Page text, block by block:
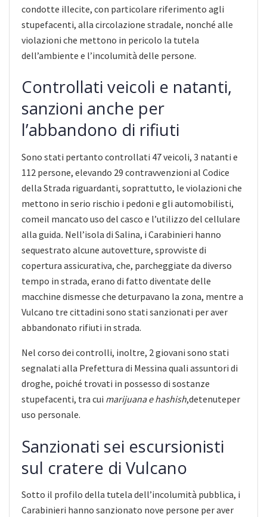
condotte illecite, con particolare riferimento agli
stupefacenti, alla circolazione stradale, nonché alle
violazioni che mettono in pericolo la tutela
dell’ambiente e l’incolumità delle persone.
Controllati veicoli e natanti,
sanzioni anche per
l’abbandono di rifiuti
Sono stati pertanto controllati 47 veicoli, 3 natanti e
112 persone, elevando 29 contravvenzioni al Codice
della Strada riguardanti, soprattutto, le violazioni che
mettono in serio rischio i pedoni e gli automobilisti,
comeil mancato uso del casco e l’utilizzo del cellulare
alla guida. Nell’isola di Salina, i Carabinieri hanno
sequestrato alcune autovetture, sprovviste di
copertura assicurativa, che, parcheggiate da diverso
tempo in strada, erano di fatto diventate delle
macchine dismesse che deturpavano la zona, mentre a
Vulcano tre cittadini sono stati sanzionati per aver
abbandonato rifiuti in strada.
Nel corso dei controlli, inoltre, 2 giovani sono stati
segnalati alla Prefettura di Messina quali assuntori di
droghe, poiché trovati in possesso di sostanze
stupefacenti, tra cui marijuana e hashish,detenuteper
uso personale.
Sanzionati sei escursionisti
sul cratere di Vulcano
Sotto il profilo della tutela dell’incolumità pubblica, i
Carabinieri hanno sanzionato nove persone per aver